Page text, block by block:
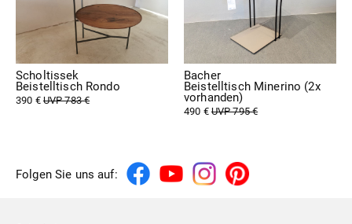
Scholtissek
Beistelltisch Rondo
390 €UVP 783 €
Bacher
Beistelltisch Minerino (2x
vorhanden)
490 €UVP 795 €
Folgen Sie uns auf: